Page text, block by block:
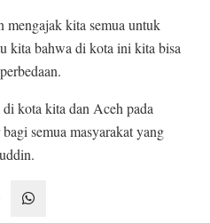
mengajak kita semua untuk
kita bahwa di kota ini kita bisa
kota kita dan Aceh pada
semua masyarakat yang